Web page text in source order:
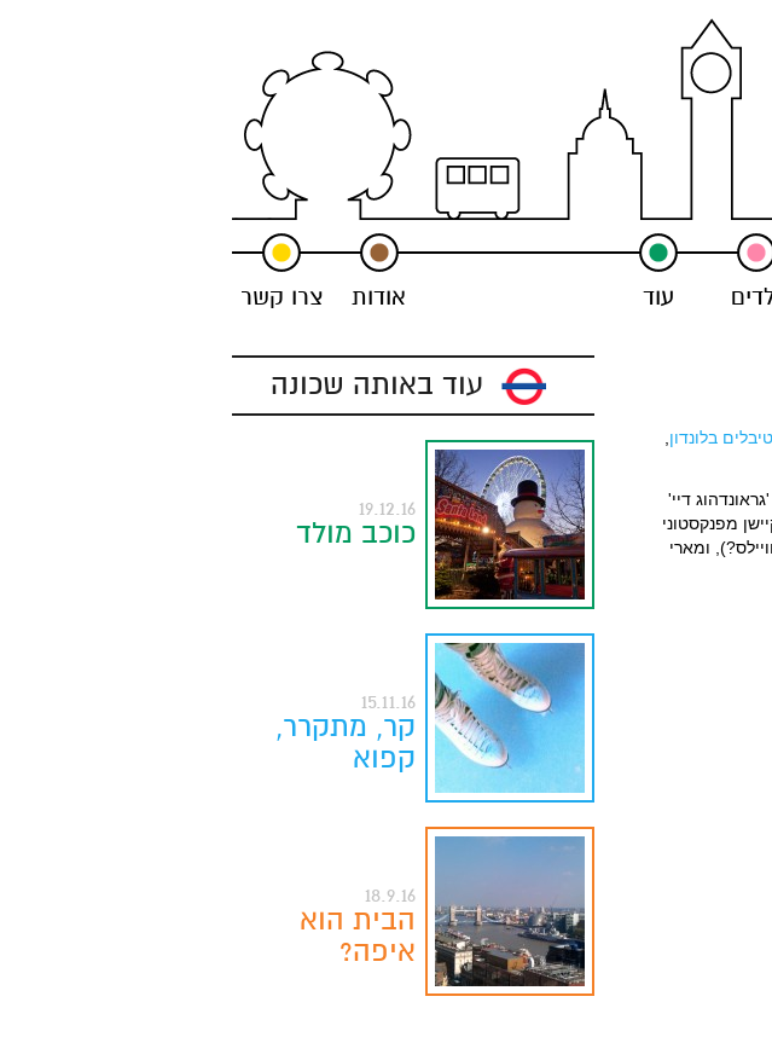
עוד צרו קשר אודות
בלונדון
דיי'
מפנקסטוני
ומארי
עוד באותה שכונה
19.12.16
כוכב מולד
15.11.16
קר, מתקרר,
קפוא
18.9.16
הבית הוא
איפה?